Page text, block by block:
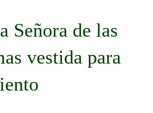
Señora de las
vestida para